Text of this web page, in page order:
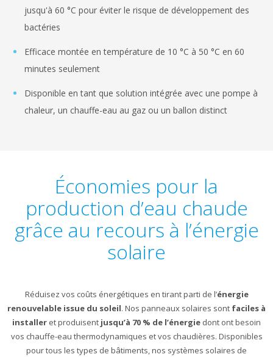
jusqu'à 60 °C pour éviter le risque de développement des
bactéries
Efficace montée en température de 10 °C à 50 °C en 60
minutes seulement
Disponible en tant que solution intégrée avec une pompe à
chaleur, un chauffe-eau au gaz ou un ballon distinct
Économies pour la
production d’eau chaude
grâce au recours à l’énergie
solaire
Réduisez vos coûts énergétiques en tirant parti de l’énergie
renouvelable issue du soleil. Nos panneaux solaires sont faciles à
installer et produisent jusqu’à 70 % de l’énergie dont ont besoin
vos chauffe-eau thermodynamiques et vos chaudières. Disponibles
pour tous les types de bâtiments, nos systèmes solaires de